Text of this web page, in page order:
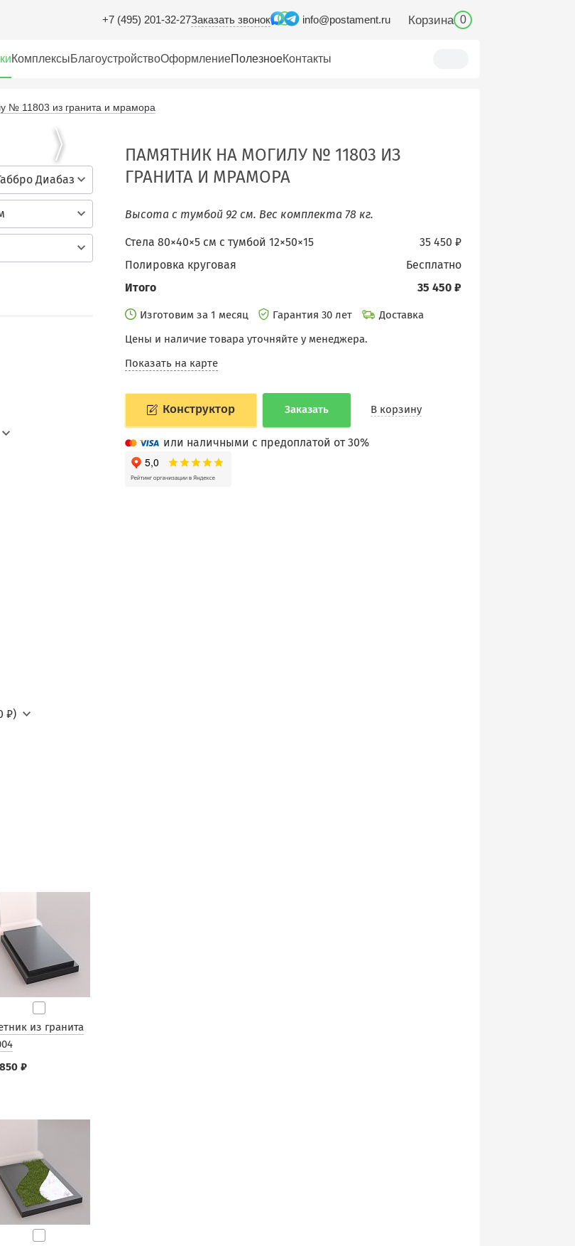
+7 (495) 201-32-27Заказать звонок info@postament.ru Корзина 0
КомплексыБлагоустройствоОформлениеПолезноеКонтакты
№ 11803 из гранита и мрамора
Диабаз
₽)
из гранита
₽
ПАМЯТНИК НА МОГИЛУ № 11803 ИЗ
ГРАНИТА И МРАМОРА
Высота с тумбой 92 см. Вес комплекта 78 кг.
35 450 ₽
Стела 80×40×5 см c тумбой 12×50×15
бесплатно
Полировка круговая
35 450 ₽
Итого
Изготовим за 1 месяц Гарантия 30 лет
Доставка
Цены и наличие товара уточняйте у менеджера.
Показать на карте
Конструктор Заказать В корзину
или наличными с предоплатой от 30%